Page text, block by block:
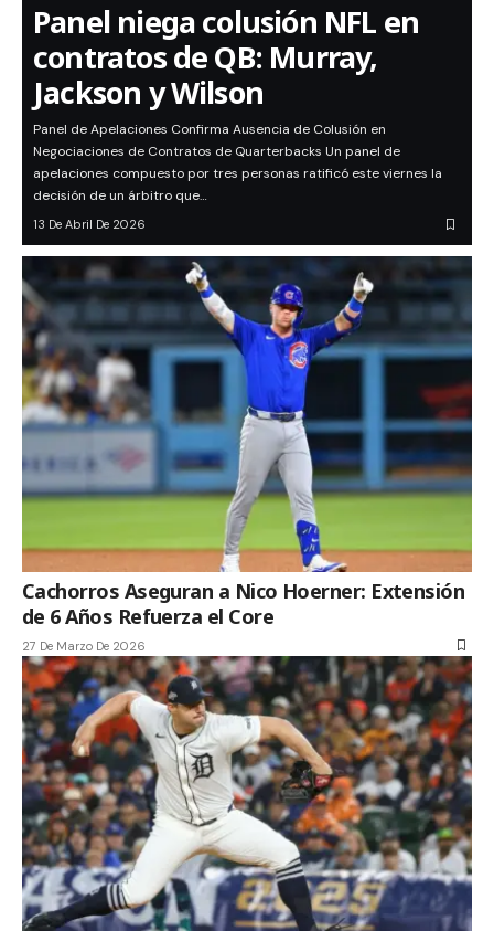
Panel niega colusión NFL en
contratos de QB: Murray,
Jackson y Wilson
Panel de Apelaciones Confirma Ausencia de Colusión en
Negociaciones de Contratos de Quarterbacks Un panel de
apelaciones compuesto por tres personas ratificó este viernes la
decisión de un árbitro que…
13 De Abril De 2026
Cachorros Aseguran a Nico Hoerner: Extensión
de 6 Años Refuerza el Core
27 De Marzo De 2026